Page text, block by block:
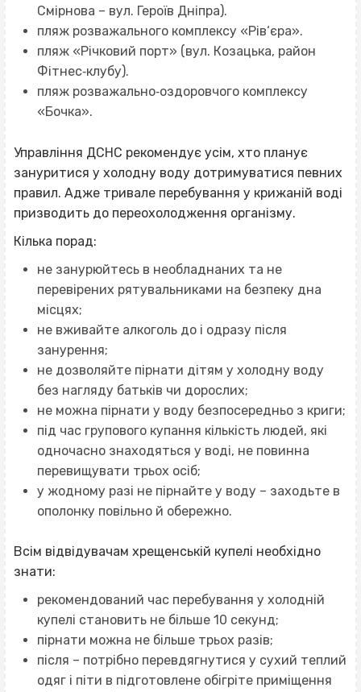
Смірнова – вул. Героїв Дніпра).
пляж розважального комплексу «Рів‘єра».
пляж «Річковий порт» (вул. Козацька, район
Фітнес‐клубу).
пляж розважально‐оздоровчого комплексу
«Бочка».
Управління ДСНС рекомендує усім, хто планує
зануритися у холодну воду дотримуватися певних
правил. Адже тривале перебування у крижаній воді
призводить до переохолодження організму.
Кілька порад:
не занурюйтесь в необладнаних та не
перевірених рятувальниками на безпеку дна
місцях;
не вживайте алкоголь до і одразу після
занурення;
не дозволяйте пірнати дітям у холодну воду
без нагляду батьків чи дорослих;
не можна пірнати у воду безпосередньо з криги;
під час групового купання кількість людей, які
одночасно знаходяться у воді, не повинна
перевищувати трьох осіб;
у жодному разі не пірнайте у воду – заходьте в
ополонку повільно й обережно.
Всім відвідувачам хрещенській купелі необхідно
знати:
рекомендований час перебування у холодній
купелі становить не більше 10 секунд;
пірнати можна не більше трьох разів;
після – потрібно перевдягнутися у сухий теплий
одяг і піти в підготовлене обігріте приміщення